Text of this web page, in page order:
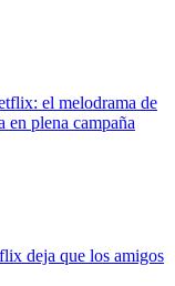
el melodrama de
en plena campaña
deja que los amigos